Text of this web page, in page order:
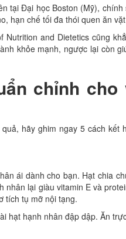
tại Đại học Boston (Mỹ),
hạn chế tối đa thói quen ăn
and Dietetics cũng
khỏe mạnh, ngược lại còn
chỉnh cho
hãy ghim ngay 5 cách kết
ái dành cho bạn. Hạt chia
lại giàu vitamin E và
tích tụ mỡ nội tạng.
hạt hạnh nhân đập dập. Ăn